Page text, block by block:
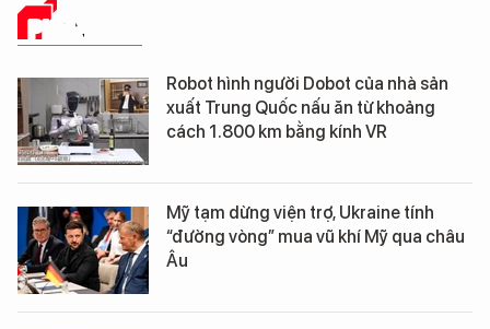
PHÂN TÍCH
Robot hình người Dobot của nhà sản
xuất Trung Quốc nấu ăn từ khoảng
cách 1.800 km bằng kính VR
Mỹ tạm dừng viện trợ, Ukraine tính
“đường vòng” mua vũ khí Mỹ qua châu
Âu